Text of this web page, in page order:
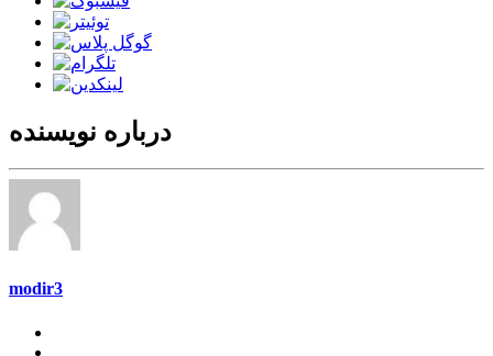
درباره نویسنده
modir3